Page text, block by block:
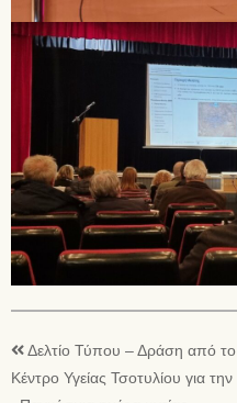
Δελτίο Τύπου – Δράση από το
Κέντρο Υγείας Τσοτυλίου για την